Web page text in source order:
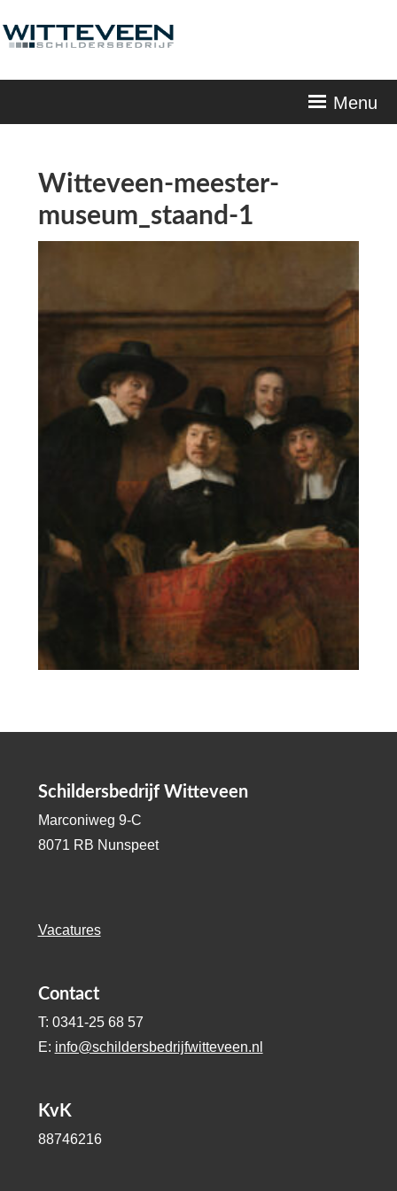
Menu
Witteveen-meester-
museum_staand-1
Schildersbedrijf Witteveen
Marconiweg 9-C
8071 RB Nunspeet
Vacatures
Contact
T: 0341-25 68 57
E: info@schildersbedrijfwitteveen.nl
KvK
88746216